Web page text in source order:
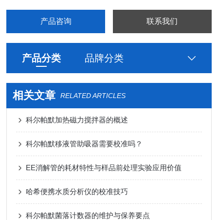
产品咨询 联系我们
产品分类 品牌分类
相关文章 RELATED ARTICLES
科尔帕默加热磁力搅拌器的概述
科尔帕默移液管助吸器需要校准吗？
EE消解管的耗材特性与样品前处理实验应用价值
哈希便携水质分析仪的校准技巧
科尔帕默菌落计数器的维护与保养要点